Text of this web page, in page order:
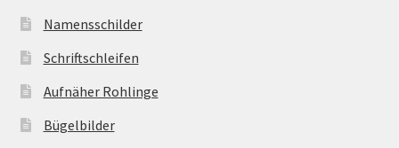
Namensschilder
Schriftschleifen
Aufnäher Rohlinge
Bügelbilder